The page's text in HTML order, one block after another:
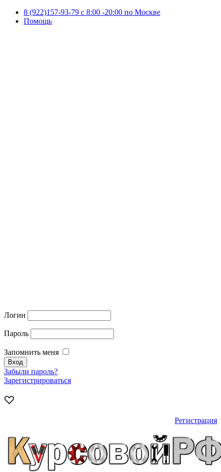
8 (922)157-93-79 c 8:00 -20:00 по Москве
Помощь
Логин
Пароль
Запомнить меня
Забыли пароль?
Зарегистрироваться
Регистрация